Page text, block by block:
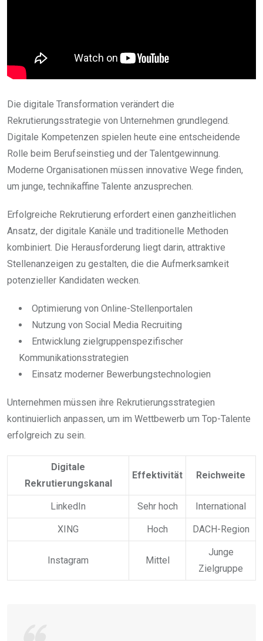
Die digitale Transformation verändert die
Rekrutierungsstrategie von Unternehmen grundlegend.
Digitale Kompetenzen spielen heute eine entscheidende
Rolle beim Berufseinstieg und der Talentgewinnung.
Moderne Organisationen müssen innovative Wege finden,
um junge, technikaffine Talente anzusprechen.
Erfolgreiche Rekrutierung erfordert einen ganzheitlichen
Ansatz, der digitale Kanäle und traditionelle Methoden
kombiniert. Die Herausforderung liegt darin, attraktive
Stellenanzeigen zu gestalten, die die Aufmerksamkeit
potenzieller Kandidaten wecken.
Optimierung von Online-Stellenportalen
Nutzung von Social Media Recruiting
Entwicklung zielgruppenspezifischer
Kommunikationsstrategien
Einsatz moderner Bewerbungstechnologien
Unternehmen müssen ihre Rekrutierungsstrategien
kontinuierlich anpassen, um im Wettbewerb um Top-Talente
erfolgreich zu sein.
Digitale
Rekrutierungskanal
Effektivität Reichweite
LinkedIn Sehr hoch International
XING Hoch DACH-Region
Instagram Mittel
Junge
Zielgruppe